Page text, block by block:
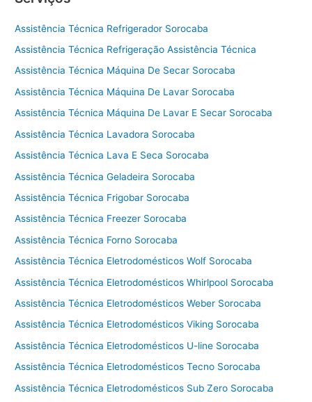
s
t
n
c
T
é
n
i
c
M
á
u
i
n
D
e
Assistência Técnica Refrigerador Sorocaba
Assistência Técnica Refrigeração Assistência Técnica
Assistência Técnica Máquina De Secar Sorocaba
Assistência Técnica Máquina De Lavar Sorocaba
Assistência Técnica Máquina De Lavar E Secar Sorocaba
Assistência Técnica Lavadora Sorocaba
Assistência Técnica Lava E Seca Sorocaba
Assistência Técnica Geladeira Sorocaba
Assistência Técnica Frigobar Sorocaba
Assistência Técnica Freezer Sorocaba
Assistência Técnica Forno Sorocaba
Assistência Técnica Eletrodomésticos Wolf Sorocaba
Assistência Técnica Eletrodomésticos Whirlpool Sorocaba
Assistência Técnica Eletrodomésticos Weber Sorocaba
Assistência Técnica Eletrodomésticos Viking Sorocaba
Assistência Técnica Eletrodomésticos U-line Sorocaba
Assistência Técnica Eletrodomésticos Tecno Sorocaba
Assistência Técnica Eletrodomésticos Sub Zero Sorocaba